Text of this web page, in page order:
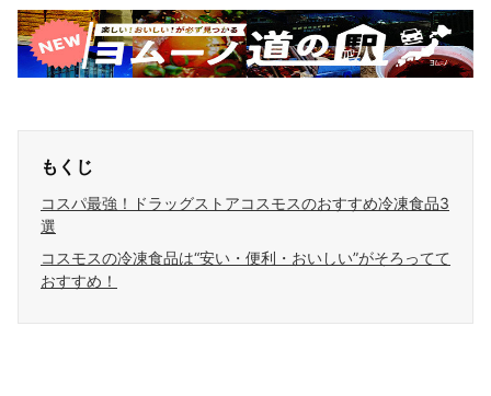
もくじ
コスパ最強！ドラッグストアコスモスのおすすめ冷凍食品3
選
コスモスの冷凍食品は“安い・便利・おいしい”がそろってて
おすすめ！